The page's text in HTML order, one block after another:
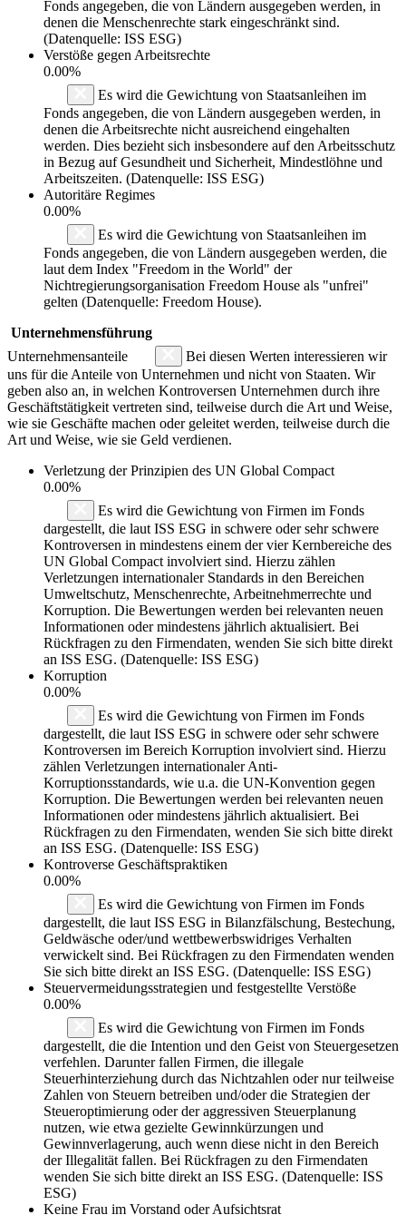
Fonds angegeben, die von Ländern ausgegeben werden, in
denen die Menschenrechte stark eingeschränkt sind.
(Datenquelle: ISS ESG)
Verstöße gegen Arbeitsrechte
0.00%
Es wird die Gewichtung von Staatsanleihen im
Fonds angegeben, die von Ländern ausgegeben werden, in
denen die Arbeitsrechte nicht ausreichend eingehalten
werden. Dies bezieht sich insbesondere auf den Arbeitsschutz
in Bezug auf Gesundheit und Sicherheit, Mindestlöhne und
Arbeitszeiten. (Datenquelle: ISS ESG)
Autoritäre Regimes
0.00%
Es wird die Gewichtung von Staatsanleihen im
Fonds angegeben, die von Ländern ausgegeben werden, die
laut dem Index "Freedom in the World" der
Nichtregierungsorganisation Freedom House als "unfrei"
gelten (Datenquelle: Freedom House).
Unternehmensführung
Unternehmensanteile
Bei diesen Werten interessieren wir
uns für die Anteile von Unternehmen und nicht von Staaten. Wir
geben also an, in welchen Kontroversen Unternehmen durch ihre
Geschäftstätigkeit vertreten sind, teilweise durch die Art und Weise,
wie sie Geschäfte machen oder geleitet werden, teilweise durch die
Art und Weise, wie sie Geld verdienen.
Verletzung der Prinzipien des UN Global Compact
0.00%
Es wird die Gewichtung von Firmen im Fonds
dargestellt, die laut ISS ESG in schwere oder sehr schwere
Kontroversen in mindestens einem der vier Kernbereiche des
UN Global Compact involviert sind. Hierzu zählen
Verletzungen internationaler Standards in den Bereichen
Umweltschutz, Menschenrechte, Arbeitnehmerrechte und
Korruption. Die Bewertungen werden bei relevanten neuen
Informationen oder mindestens jährlich aktualisiert. Bei
Rückfragen zu den Firmendaten, wenden Sie sich bitte direkt
an ISS ESG. (Datenquelle: ISS ESG)
Korruption
0.00%
Es wird die Gewichtung von Firmen im Fonds
dargestellt, die laut ISS ESG in schwere oder sehr schwere
Kontroversen im Bereich Korruption involviert sind. Hierzu
zählen Verletzungen internationaler Anti-
Korruptionsstandards, wie u.a. die UN-Konvention gegen
Korruption. Die Bewertungen werden bei relevanten neuen
Informationen oder mindestens jährlich aktualisiert. Bei
Rückfragen zu den Firmendaten, wenden Sie sich bitte direkt
an ISS ESG. (Datenquelle: ISS ESG)
Kontroverse Geschäftspraktiken
0.00%
Es wird die Gewichtung von Firmen im Fonds
dargestellt, die laut ISS ESG in Bilanzfälschung, Bestechung,
Geldwäsche oder/und wettbewerbswidriges Verhalten
verwickelt sind. Bei Rückfragen zu den Firmendaten wenden
Sie sich bitte direkt an ISS ESG. (Datenquelle: ISS ESG)
Steuervermeidungsstrategien und festgestellte Verstöße
0.00%
Es wird die Gewichtung von Firmen im Fonds
dargestellt, die die Intention und den Geist von Steuergesetzen
verfehlen. Darunter fallen Firmen, die illegale
Steuerhinterziehung durch das Nichtzahlen oder nur teilweise
Zahlen von Steuern betreiben und/oder die Strategien der
Steueroptimierung oder der aggressiven Steuerplanung
nutzen, wie etwa gezielte Gewinnkürzungen und
Gewinnverlagerung, auch wenn diese nicht in den Bereich
der Illegalität fallen. Bei Rückfragen zu den Firmendaten
wenden Sie sich bitte direkt an ISS ESG. (Datenquelle: ISS
ESG)
Keine Frau im Vorstand oder Aufsichtsrat